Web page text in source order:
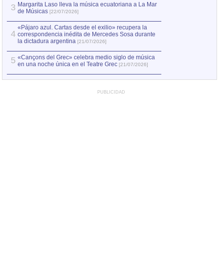
3 Margarita Laso lleva la música ecuatoriana a La Mar
de Músicas [22/07/2026]
4
«Pájaro azul. Cartas desde el exilio» recupera la
correspondencia inédita de Mercedes Sosa durante
la dictadura argentina [21/07/2026]
5 «Cançons del Grec» celebra medio siglo de música
en una noche única en el Teatre Grec [21/07/2026]
PUBLICIDAD